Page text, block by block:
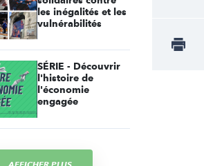
les inégalités et les
vulnérabilités
SÉRIE - Découvrir
l'histoire de
l'économie
engagée